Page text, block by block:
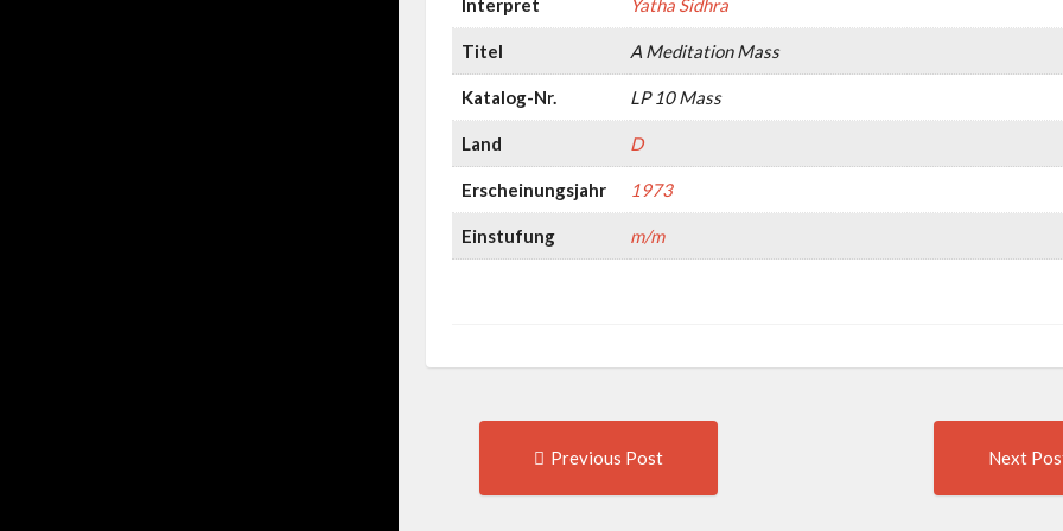
Interpret Yatha Sidhra
Titel A Meditation Mass
Katalog-Nr. LP 10 Mass
Land D
Erscheinungsjahr 1973
Einstufung m/m
Post
navigation
Previous Post Next